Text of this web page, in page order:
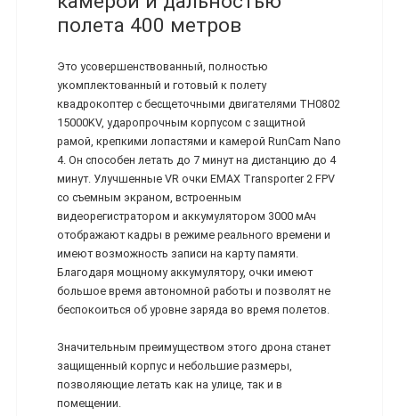
полета 400 метров
Это усовершенствованный, полностью
укомплектованный и готовый к полету
квадрокоптер с бесщеточными двигателями TH0802
15000KV, ударопрочным корпусом с защитной
рамой, крепкими лопастями и камерой RunCam Nano
4. Он способен летать до 7 минут на дистанцию до 4
минут. Улучшенные VR очки EMAX Transporter 2 FPV
со съемным экраном, встроенным
видеорегистратором и аккумулятором 3000 мАч
отображают кадры в режиме реального времени и
имеют возможность записи на карту памяти.
Благодаря мощному аккумулятору, очки имеют
большое время автономной работы и позволят не
беспокоиться об уровне заряда во время полетов.
Значительным преимуществом этого дрона станет
защищенный корпус и небольшие размеры,
позволяющие летать как на улице, так и в
помещении.